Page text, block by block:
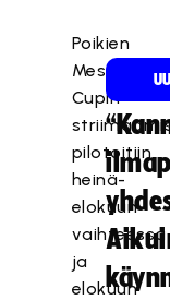
Poikien
Cupin
pilotoitiin
heinä-
elokuun
vaihteessa
ja
elokuun